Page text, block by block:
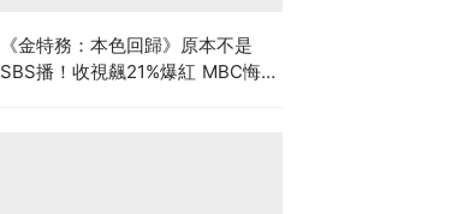
《金特務：本色回歸》原本不是
SBS播！收視飆21%爆紅 MBC悔